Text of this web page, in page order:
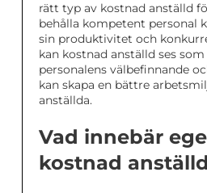
rätt typ av kostnad anställd
behålla kompetent personal
sin produktivitet och
kan kostnad anställd ses
personalens välbefinnande
kan skapa en bättre
anställda.
Vad innebär
kostnad